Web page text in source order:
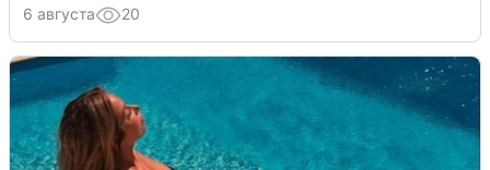
6 августа 20